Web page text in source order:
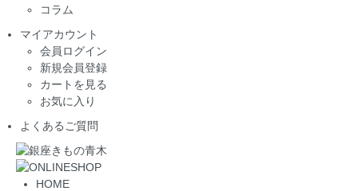
コラム
マイアカウント
会員ログイン
新規会員登録
カートを見る
お気に入り
よくあるご質問
HOME